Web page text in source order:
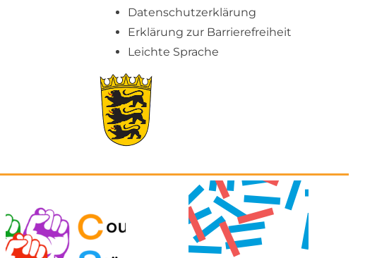
Datenschutzerklärung
Erklärung zur Barrierefreiheit
Leichte Sprache